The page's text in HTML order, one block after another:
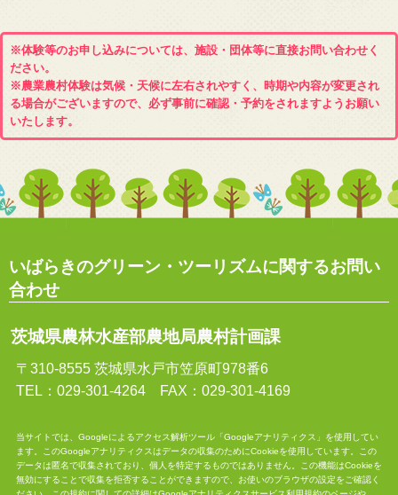
※体験等のお申し込みについては、施設・団体等に直接お問い合わせく
ださい。
※農業農村体験は気候・天候に左右されやすく、時期や内容が変更され
る場合がございますので、必ず事前に確認・予約をされますようお願い
いたします。
いばらきのグリーン・ツーリズムに関するお問い
合わせ
茨城県農林水産部農地局農村計画課
〒310-8555 茨城県水戸市笠原町978番6
TEL：029-301-4264 FAX：029-301-4169
当サイトでは、Googleによるアクセス解析ツール「Googleアナリティクス」を使用してい
ます。このGoogleアナリティクスはデータの収集のためにCookieを使用しています。この
データは匿名で収集されており、個人を特定するものではありません。この機能はCookieを
無効にすることで収集を拒否することができますので、お使いのブラウザの設定をご確認く